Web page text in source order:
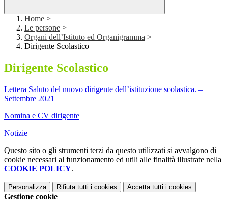
Home >
Le persone >
Organi dell’Istituto ed Organigramma >
Dirigente Scolastico
Dirigente Scolastico
Lettera Saluto del nuovo dirigente dell’istituzione scolastica. –
Settembre 2021
Nomina e CV dirigente
Notizie
Questo sito o gli strumenti terzi da questo utilizzati si avvalgono di
cookie necessari al funzionamento ed utili alle finalità illustrate nella
COOKIE POLICY.
Personalizza Rifiuta tutti i cookies Accetta tutti i cookies
Gestione cookie